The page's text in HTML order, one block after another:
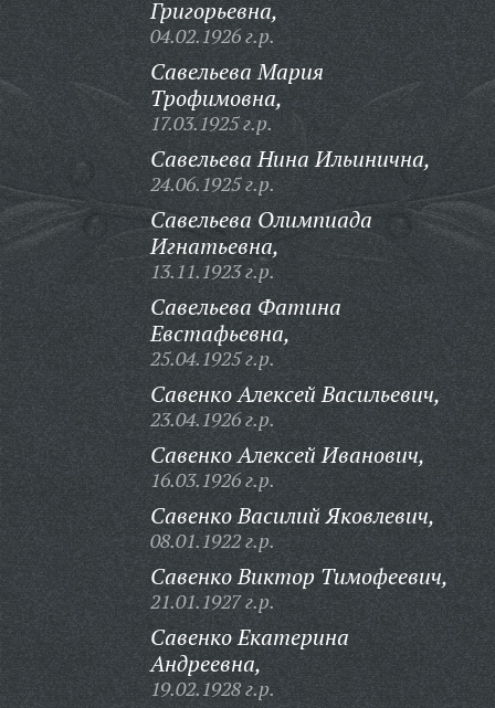
Григорьевна,
04.02.1926 г.р.
Савельева Мария
Трофимовна,
17.03.1925 г.р.
Савельева Нина Ильинична,
24.06.1925 г.р.
Савельева Олимпиада
Игнатьевна,
13.11.1923 г.р.
Савельева Фатина
Евстафьевна,
25.04.1925 г.р.
Савенко Алексей Васильевич,
23.04.1926 г.р.
Савенко Алексей Иванович,
16.03.1926 г.р.
Савенко Василий Яковлевич,
08.01.1922 г.р.
Савенко Виктор Тимофеевич,
21.01.1927 г.р.
Савенко Екатерина
Андреевна,
19.02.1928 г.р.